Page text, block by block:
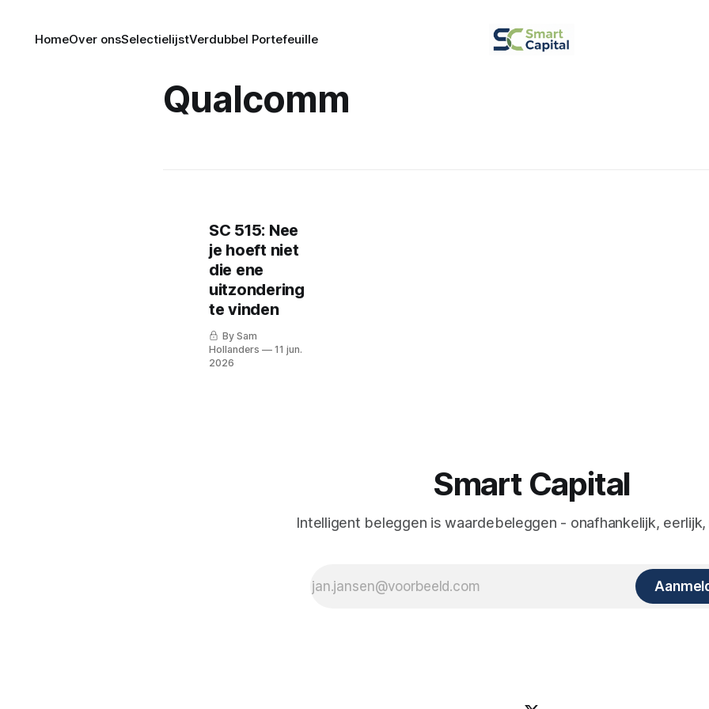
HomeOver onsSelectielijstVerdubbel Portefeuille
Qualcomm
SC 515: Nee
je hoeft niet
die ene
uitzondering
te vinden
By Sam
Hollanders
11 jun.
2026
Smart Capital
Intelligent beleggen is waardebeleggen - onafhankelijk,